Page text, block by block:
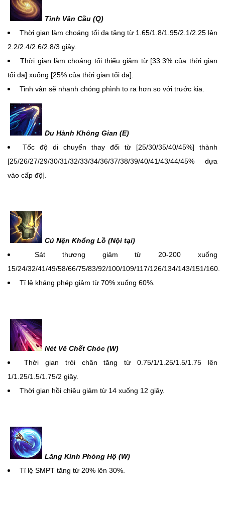
Tinh Vân Cầu (Q)
Thời gian làm choáng tối đa tăng từ 1.65/1.8/1.95/2.1/2.25 lên
2.2/2.4/2.6/2.8/3 giây.
Thời gian làm choáng tối thiểu giảm từ [33.3% của thời gian
tối đa] xuống [25% của thời gian tối đa].
Tinh vân sẽ nhanh chóng phình to ra hơn so với trước kia.
Du Hành Không Gian (E)
Tốc độ di chuyển thay đổi từ [25/30/35/40/45%] thành
[25/26/27/29/30/31/32/33/34/36/37/38/39/40/41/43/44/45% dựa
vào cấp độ].
Cú Nện Khổng Lồ (Nội tại)
Sát thương giảm từ 20-200 xuống
15/24/32/41/49/58/66/75/83/92/100/109/117/126/134/143/151/160.
Tỉ lệ kháng phép giảm từ 70% xuống 60%.
Nét Vẽ Chết Chóc (W)
Thời gian trói chân tăng từ 0.75/1/1.25/1.5/1.75 lên
1/1.25/1.5/1.75/2 giây.
Thời gian hồi chiêu giảm từ 14 xuống 12 giây.
Lăng Kính Phòng Hộ (W)
Tỉ lệ SMPT tăng từ 20% lên 30%.